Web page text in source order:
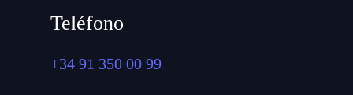
Teléfono
+34 91 350 00 99